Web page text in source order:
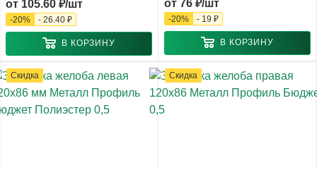
от 105.60 ₽/шт
-20% - 26.40 ₽
В КОРЗИНУ
от 76 ₽/шт
-20% - 19 ₽
В КОРЗИНУ
Скидка Скидка